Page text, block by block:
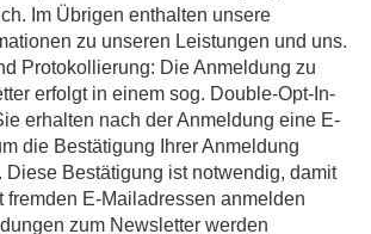
Im Übrigen enthalten unsere
zu unseren Leistungen und uns.
Protokollierung: Die Anmeldung zu
erfolgt in einem sog. Double-Opt-In-
erhalten nach der Anmeldung eine E-
die Bestätigung Ihrer Anmeldung
Diese Bestätigung ist notwendig, damit
fremden E-Mailadressen anmelden
zum Newsletter werden